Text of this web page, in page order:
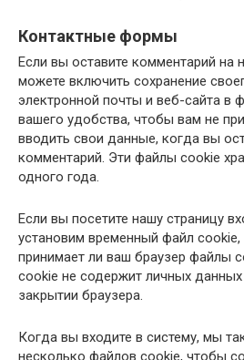
Контактные формы
Если вы оставите комментарий на
можете включить сохранение
электронной почты и веб-сайта в
вашего удобства, чтобы вам не
вводить свои данные, когда вы
комментарий. Эти файлы cookie
одного года.
Если вы посетите нашу страницу
установим временный файл
принимает ли ваш браузер файлы
cookie не содержит личных данных
закрытии браузера.
Когда вы входите в систему, мы
несколько файлов cookie, чтобы